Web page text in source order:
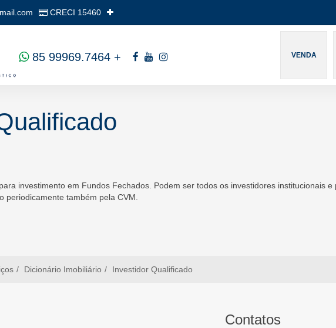
CRECI 15460
85 99969.7464 + VENDA
investimento em Fundos Fechados. Podem ser todos os investidores institucionais
periodicamente também pela CVM.
Dicionário Imobiliário Investidor Qualificado
Contatos